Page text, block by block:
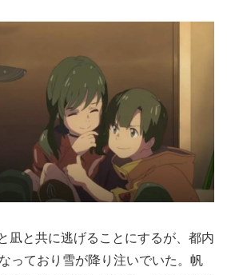
凪と共に逃げることにするが、都内
っており雪が降り注いでいた。帆